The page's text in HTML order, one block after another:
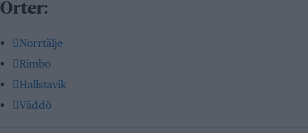
Orter:
Norrtälje
Rimbo
Hallstavik
Väddö